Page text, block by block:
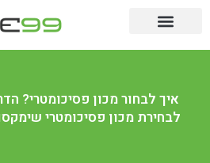
איך לבחור מכון פסיכומטרי?
לבחירת מכון פסיכומטרי